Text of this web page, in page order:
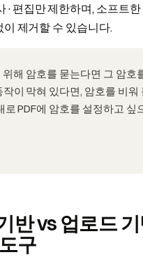
·편집만 제한하며, 소프트한
이 제거할 수 있습니다.
위해 암호를 묻는다면 그 암호
이 막혀 있다면, 암호를 비워
로 PDF에 암호를 설정하고 싶
반 vs 업로드
구